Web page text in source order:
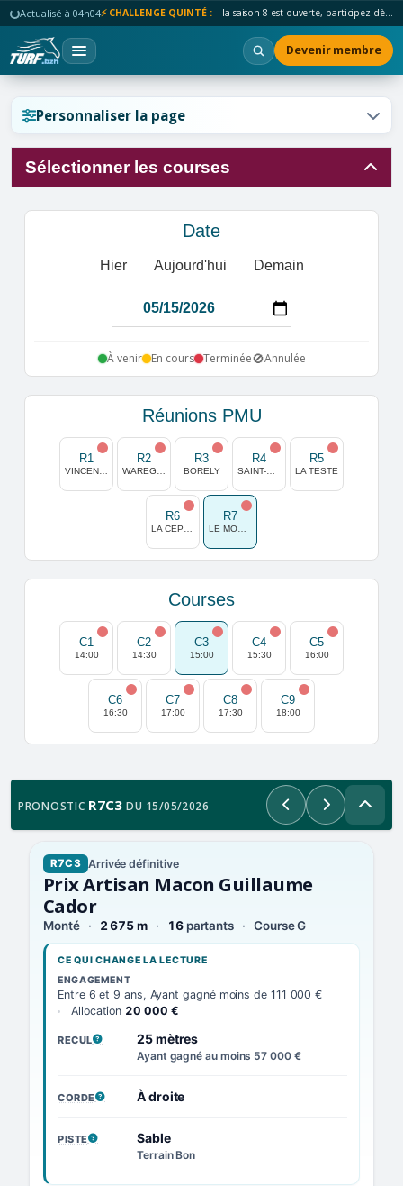
Actualisé à 04h04⚡ CHALLENGE QUINTÉ : la saison 8 est ouverte, participez dès maintenant !
Devenir membre
Personnaliser la page
Sélectionner les courses
Date
Hier Aujourd'hui Demain
À venir En cours Terminée🚫Annulée
Réunions PMU
R1 R2 R3
BORELY
R4 R5
LA TESTE
R6 R7
Courses
C1
14:00
C2
14:30
C3
15:00
C4
15:30
C5
16:00
C6
16:30
C7
17:00
C8
17:30
C9
18:00
PRONOSTIC R7C3 DU 15/05/2026 PrécédentSuivant
R7C3 Arrivée définitive
Prix Artisan Macon Guillaume
Cador
Monté 2 675 m 16partants Course G
CE QUI CHANGE LA LECTURE
ENGAGEMENT
Entre 6 et 9 ans, Ayant gagné moins de 111 000 €
Allocation 20 000 €
RECUL
, VOIR LA DÉFINITION25 mètres
Ayant gagné au moins 57 000 €
CORDE
, VOIR LA DÉFINITION
À droite
PISTE
, VOIR LA DÉFINITION
Sable
Terrain Bon
Réinitialiser l'affichage ?
Réinitialiser